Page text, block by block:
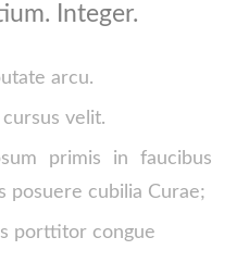
Integer.
arcu.
cursus velit.
primis in faucibus
posuere cubilia Curae;
porttitor congue